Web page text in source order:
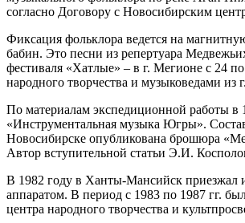
согласно Договору с Новосибирским
Фиксация фольклора ведется на
бабин. Это песни из репертуара
фестиваля «Хатлые» – в г. Мегионе с 24
народного творчества и музыковедами из
По материалам экспедиционной работы в
«Инструментальная музыка Югры».
Новосибирске опубликована брошюра
Автор вступительной статьи Э.И.
В 1982 году в Ханты-Мансийск приезжал
аппаратом. В период с 1983 по 1987 гг.
центра народного творчества и